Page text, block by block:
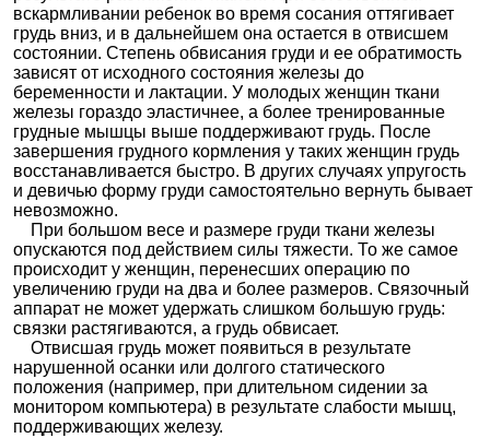
вскармливании ребенок во время сосания оттягивает
грудь вниз, и в дальнейшем она остается в отвисшем
состоянии. Степень обвисания груди и ее обратимость
зависят от исходного состояния железы до
беременности и лактации. У молодых женщин ткани
железы гораздо эластичнее, а более тренированные
грудные мышцы выше поддерживают грудь. После
завершения грудного кормления у таких женщин грудь
восстанавливается быстро. В других случаях упругость
и девичью форму груди самостоятельно вернуть бывает
невозможно.
При большом весе и размере груди ткани железы
опускаются под действием силы тяжести. То же самое
происходит у женщин, перенесших операцию по
увеличению груди на два и более размеров. Связочный
аппарат не может удержать слишком большую грудь:
связки растягиваются, а грудь обвисает.
Отвисшая грудь может появиться в результате
нарушенной осанки или долгого статического
положения (например, при длительном сидении за
монитором компьютера) в результате слабости мышц,
поддерживающих железу.